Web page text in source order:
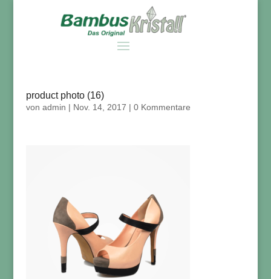
product photo (16)
von admin | Nov. 14, 2017 | 0 Kommentare